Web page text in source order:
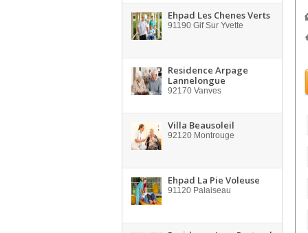
Ehpad Les Chenes Verts
91190 Gif Sur Yvette
Residence Arpage
Lannelongue
92170 Vanves
Villa Beausoleil
92120 Montrouge
Ehpad La Pie Voleuse
91120 Palaiseau